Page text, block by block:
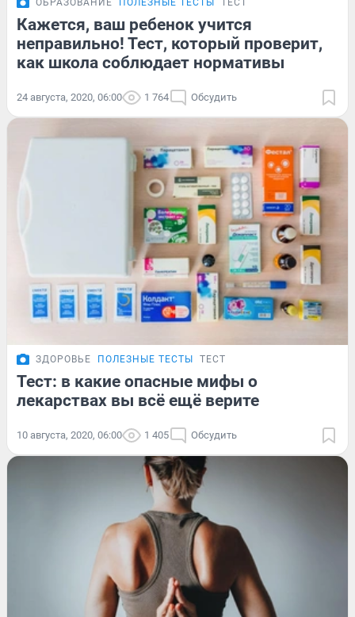
Кажется, ваш ребенок учится
неправильно! Тест, который проверит,
как школа соблюдает нормативы
24 августа, 2020, 06:00 1 764 Обсудить
ЗДОРОВЬЕ ПОЛЕЗНЫЕ ТЕСТЫ ТЕСТ
Тест: в какие опасные мифы о
лекарствах вы всё ещё верите
10 августа, 2020, 06:00 1 405 Обсудить